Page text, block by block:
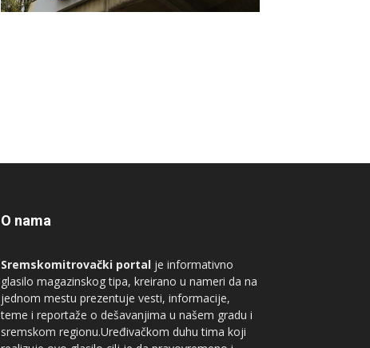
O nama
Sremskomitrovački portal je informativno
glasilo magazinskog tipa, kreirano u nameri da na
jednom mestu prezentuje vesti, informacije,
teme i reportaže o dešavanjima u našem gradu i
sremskom regionu.Uređivačkom duhu tima koji